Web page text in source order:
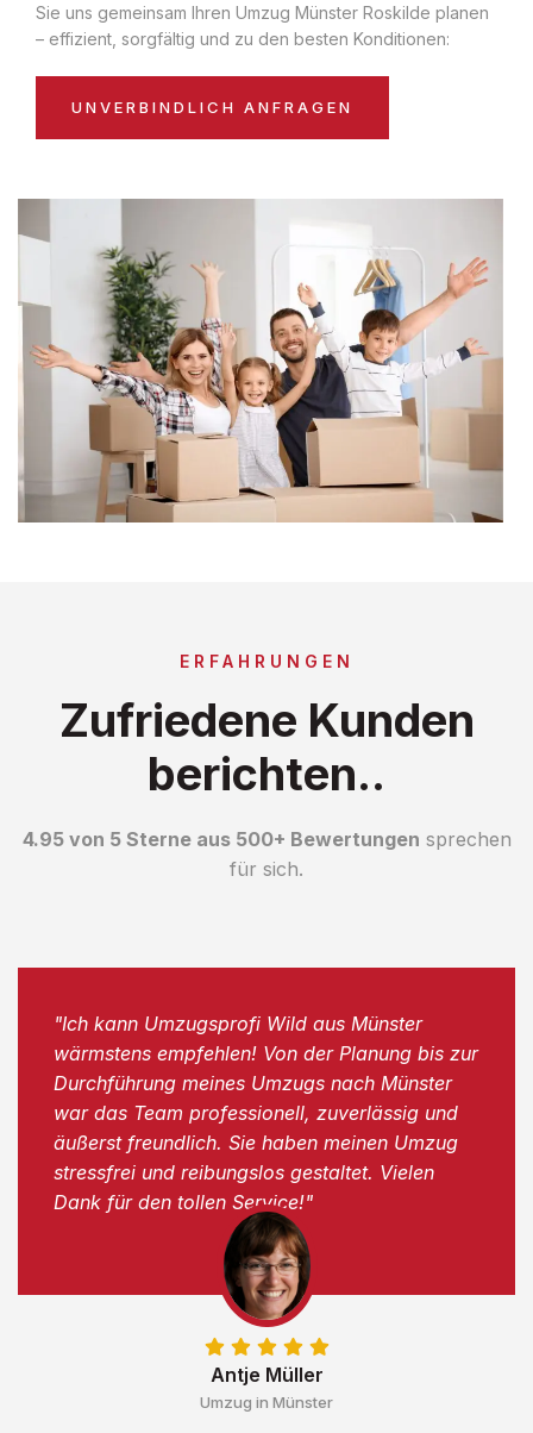
Sie uns gemeinsam Ihren Umzug Münster Roskilde planen
– effizient, sorgfältig und zu den besten Konditionen:
UNVERBINDLICH ANFRAGEN
ERFAHRUNGEN
Zufriedene Kunden
berichten..
4.95 von 5 Sterne aus 500+ Bewertungen sprechen
für sich.
Antje Müller
Umzug in Münster
"Ich kann Umzugsprofi Wild aus Münster
wärmstens empfehlen! Von der Planung bis zur
Durchführung meines Umzugs nach Münster
war das Team professionell, zuverlässig und
äußerst freundlich. Sie haben meinen Umzug
stressfrei und reibungslos gestaltet. Vielen
Dank für den tollen Service!"